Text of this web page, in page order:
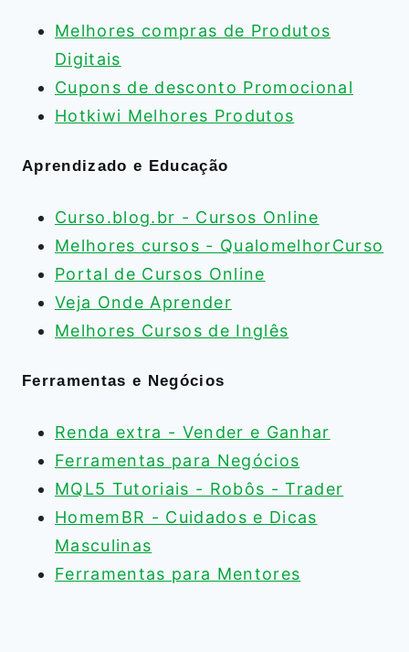
Melhores compras de Produtos
Digitais
Cupons de desconto Promocional
Hotkiwi Melhores Produtos
Aprendizado e Educação
Curso.blog.br - Cursos Online
Melhores cursos - QualomelhorCurso
Portal de Cursos Online
Veja Onde Aprender
Melhores Cursos de Inglês
Ferramentas e Negócios
Renda extra - Vender e Ganhar
Ferramentas para Negócios
MQL5 Tutoriais - Robôs - Trader
HomemBR - Cuidados e Dicas
Masculinas
Ferramentas para Mentores